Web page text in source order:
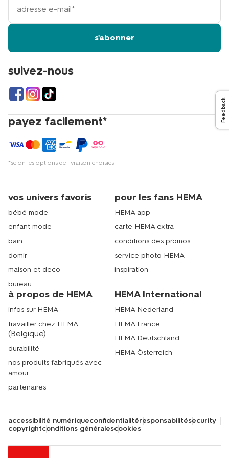
suivez-nous
payez facilement*
*selon les options de livraison choisies
adresse
s'abonner
vos univers favoris
bébé mode
enfant mode
bain
domir
maison et deco
bureau
pour les fans HEMA
HEMA app
carte HEMA extra
conditions des promos
service photo HEMA
inspiration
à propos de HEMA
infos sur HEMA
travailler chez HEMA
(Belgique)
durabilité
nos produits fabriqués avec
amour
partenaires
HEMA International
HEMA Nederland
HEMA France
HEMA Deutschland
HEMA Österreich
accessibilité numériqueconfidentialitéresponsabilitésecurity
copyrightconditions généralescookies
Feedback